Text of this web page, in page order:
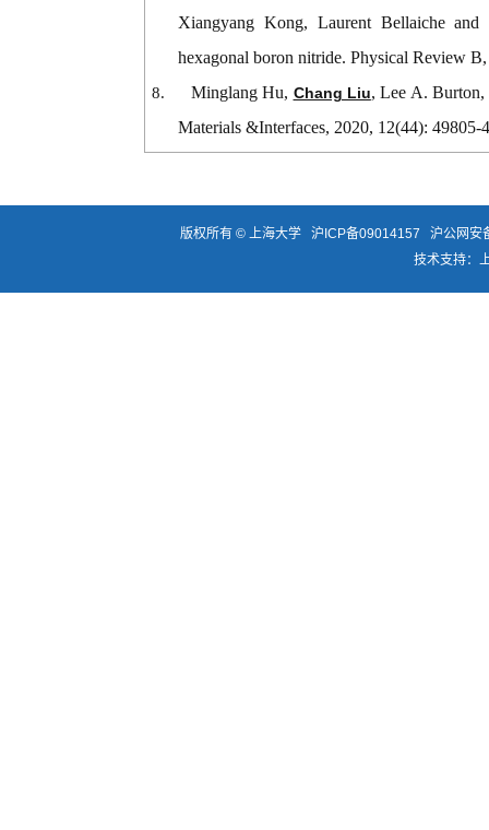
Xiangyang Kong, Laurent Bellaiche
hexagonal boron nitride. Physical Review
8. Minglang Hu, Chang Liu, Lee A. Burton,
Materials &Interfaces, 2020, 12(44): 49805-
版权所有 © 上海大学 沪ICP备09014157
沪公网安
技术支持：